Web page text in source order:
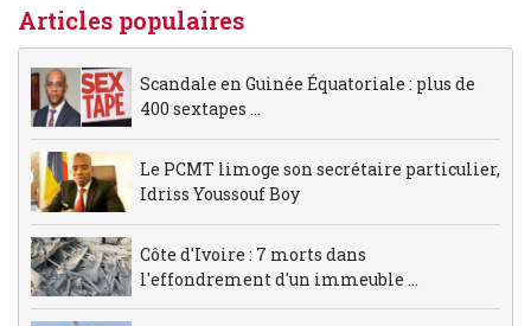
Articles populaires
Scandale en Guinée Équatoriale : plus de
400 sextapes ...
Le PCMT limoge son secrétaire particulier,
Idriss Youssouf Boy
Côte d'Ivoire : 7 morts dans
l'effondrement d'un immeuble ...